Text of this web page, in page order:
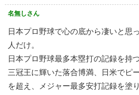
名無しさん
日本プロ野球で心の底から凄いと思
人だけ。
日本プロ野球最多本塁打の記録を持
三冠王に輝いた落合博満、日米でピ
を超え、メジャー最多安打記録を塗